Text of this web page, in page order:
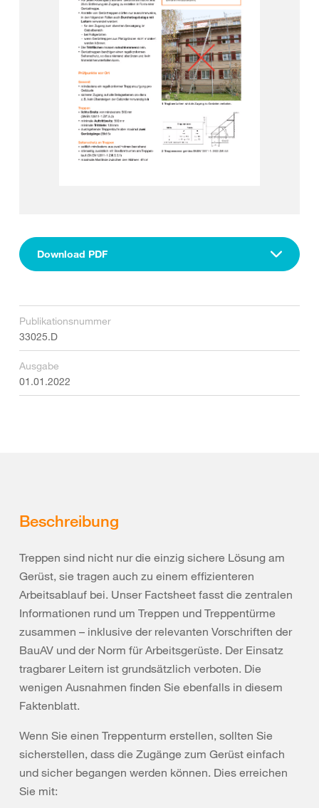
Download PDF
Publikationsnummer
33025.D
Ausgabe
01.01.2022
Beschreibung
Treppen sind nicht nur die einzig sichere Lösung am
Gerüst, sie tragen auch zu einem effizienteren
Arbeitsablauf bei. Unser Factsheet fasst die zentralen
Informationen rund um Treppen und Treppentürme
zusammen – inklusive der relevanten Vorschriften der
BauAV und der Norm für Arbeitsgerüste. Der Einsatz
tragbarer Leitern ist grundsätzlich verboten. Die
wenigen Ausnahmen finden Sie ebenfalls in diesem
Faktenblatt.
Wenn Sie einen Treppenturm erstellen, sollten Sie
sicherstellen, dass die Zugänge zum Gerüst einfach
und sicher begangen werden können. Dies erreichen
Sie mit: